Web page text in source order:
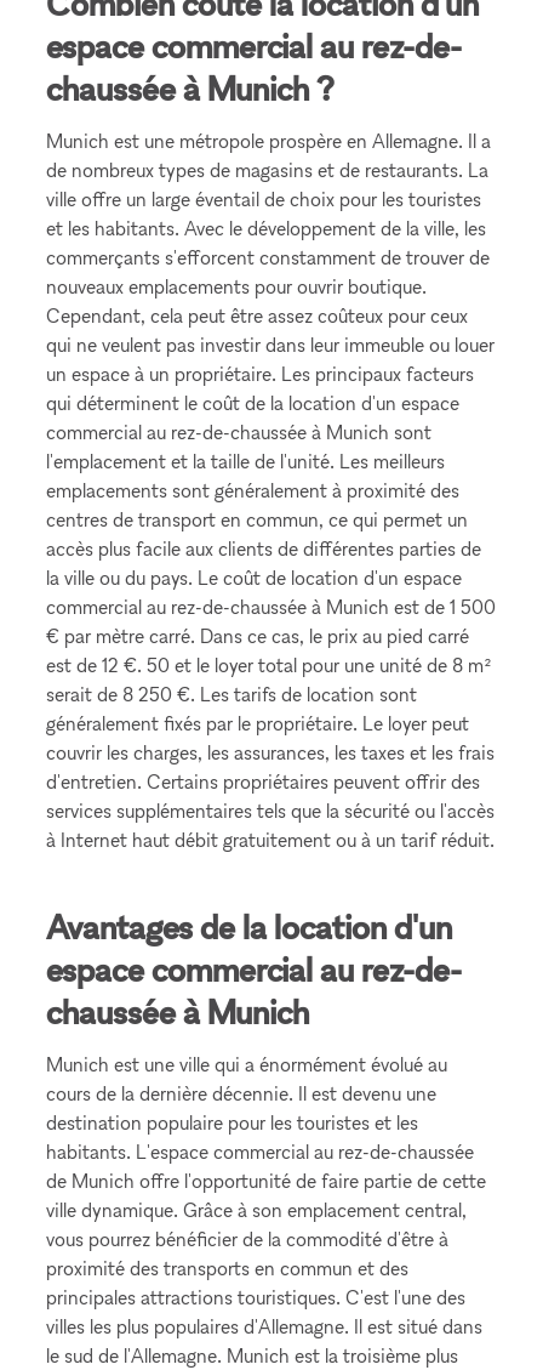
espace commercial au rez-de-
chaussée à Munich ?
Munich est une métropole prospère en Allemagne. Il a
de nombreux types de magasins et de restaurants. La
ville offre un large éventail de choix pour les touristes
et les habitants. Avec le développement de la ville, les
commerçants s'efforcent constamment de trouver de
nouveaux emplacements pour ouvrir boutique.
Cependant, cela peut être assez coûteux pour ceux
qui ne veulent pas investir dans leur immeuble ou louer
un espace à un propriétaire. Les principaux facteurs
qui déterminent le coût de la location d'un espace
commercial au rez-de-chaussée à Munich sont
l'emplacement et la taille de l'unité. Les meilleurs
emplacements sont généralement à proximité des
centres de transport en commun, ce qui permet un
accès plus facile aux clients de différentes parties de
la ville ou du pays. Le coût de location d'un espace
commercial au rez-de-chaussée à Munich est de 1 500
€ par mètre carré. Dans ce cas, le prix au pied carré
est de 12 €. 50 et le loyer total pour une unité de 8 m²
serait de 8 250 €. Les tarifs de location sont
généralement fixés par le propriétaire. Le loyer peut
couvrir les charges, les assurances, les taxes et les frais
d'entretien. Certains propriétaires peuvent offrir des
services supplémentaires tels que la sécurité ou l'accès
à Internet haut débit gratuitement ou à un tarif réduit.
Avantages de la location d'un
espace commercial au rez-de-
chaussée à Munich
Munich est une ville qui a énormément évolué au
cours de la dernière décennie. Il est devenu une
destination populaire pour les touristes et les
habitants. L'espace commercial au rez-de-chaussée
de Munich offre l'opportunité de faire partie de cette
ville dynamique. Grâce à son emplacement central,
vous pourrez bénéficier de la commodité d'être à
proximité des transports en commun et des
principales attractions touristiques. C'est l'une des
villes les plus populaires d'Allemagne. Il est situé dans
le sud de l'Allemagne. Munich est la troisième plus